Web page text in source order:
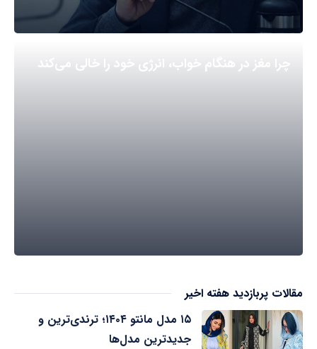
چرا مغز در هنگام خواب، انرژی خود را خالی می‌کند
مقالات پربازدید هفته اخیر
۱۵ مدل مانتو ۱۴۰۴؛ ترندی‌ترین و
جدیدترین مدل‌ها